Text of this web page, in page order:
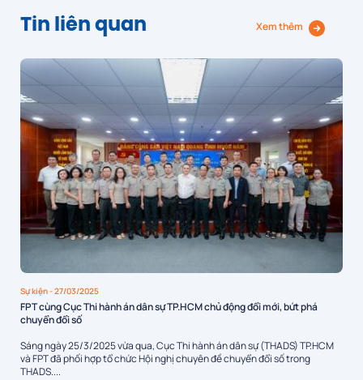
Tin liên quan Xem thêm
Sự kiện- 27/03/2025
FPT cùng Cục Thi hành án dân sự TP.HCM chủ động đổi mới, bứt phá
chuyển đổi số
Sáng ngày 25/3/2025 vừa qua, Cục Thi hành án dân sự (THADS) TP.HCM
và FPT đã phối hợp tổ chức Hội nghị chuyên đề chuyển đổi số trong
THADS....